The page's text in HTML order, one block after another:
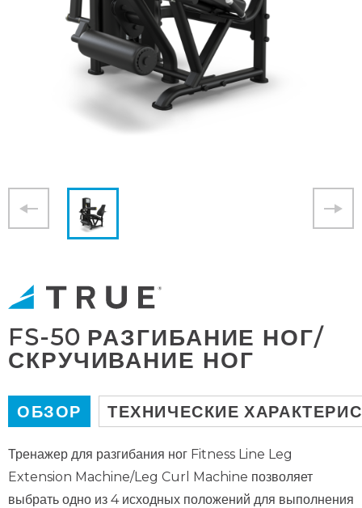
FS-50 РАЗГИБАНИЕ НОГ/
СКРУЧИВАНИЕ НОГ
ОБЗОР ТЕХНИЧЕСКИЕ
Тренажер для разгибания ног Fitness Line Leg
Extension Machine/Leg Curl Machine позволяет
выбрать одно из 4 исходных положений для выполнения